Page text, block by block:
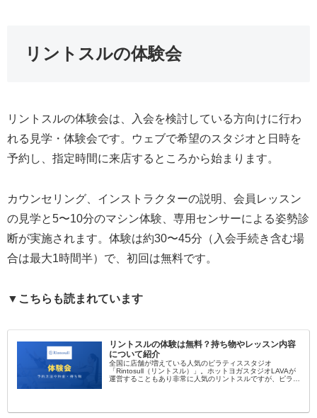
リントスルの体験会
リントスルの体験会は、入会を検討している方向けに行わ
れる見学・体験会です。ウェブで希望のスタジオと日時を
予約し、指定時間に来店するところから始まります。
カウンセリング、インストラクターの説明、会員レッスン
の見学と5〜10分のマシン体験、専用センサーによる姿勢診
断が実施されます。体験は約30〜45分（入会手続き含む場
合は最大1時間半）で、初回は無料です。
▼こちらも読まれています
リントスルの体験は無料？持ち物やレッスン内容
について紹介
全国に店舗が増えている人気のピラティススタジオ
「Rintosull（リントスル）」。ホットヨガスタジオLAVAが
運営することもあり非常に人気のリントスルですが、ピラテ